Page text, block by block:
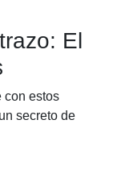
El
con estos
secreto de